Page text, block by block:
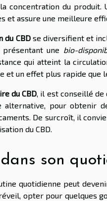
concentration du
et assure une meilleure
du CBDse diversifient et
une bio-
qui atteint la
et un effet plus rapide que
du CBD, il est conseillé de
alternative, pour obtenir
De surcroît, il
du CBD.
son
quotidienne peut
opter pour quelques